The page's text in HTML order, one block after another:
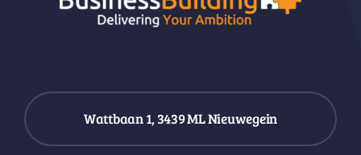
Wattbaan 1, 3439 ML Nieuwegein